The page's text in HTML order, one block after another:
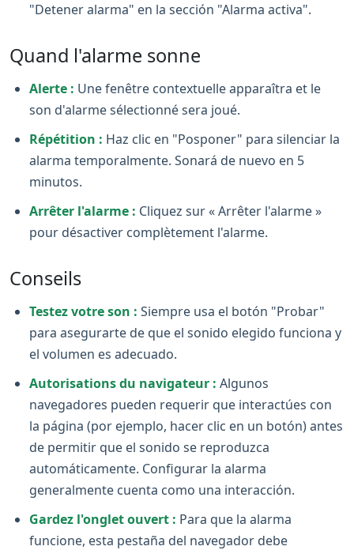
"Detener alarma" en la sección "Alarma activa".
Quand l'alarme sonne
Alerte : Une fenêtre contextuelle apparaîtra et le
son d'alarme sélectionné sera joué.
Répétition : Haz clic en "Posponer" para silenciar la
alarma temporalmente. Sonará de nuevo en 5
minutos.
Arrêter l'alarme : Cliquez sur « Arrêter l'alarme »
pour désactiver complètement l'alarme.
Conseils
Testez votre son : Siempre usa el botón "Probar"
para asegurarte de que el sonido elegido funciona y
el volumen es adecuado.
Autorisations du navigateur : Algunos
navegadores pueden requerir que interactúes con
la página (por ejemplo, hacer clic en un botón) antes
de permitir que el sonido se reproduzca
automáticamente. Configurar la alarma
generalmente cuenta como una interacción.
Gardez l'onglet ouvert : Para que la alarma
funcione, esta pestaña del navegador debe